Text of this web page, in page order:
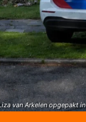
van Arkelen opgepakt